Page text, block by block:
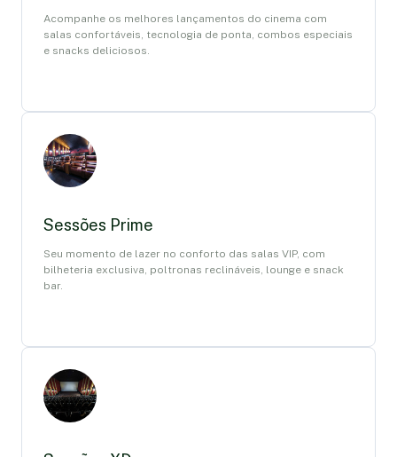
Acompanhe os melhores lançamentos do cinema com
salas confortáveis, tecnologia de ponta, combos especiais
e snacks deliciosos.
Sessões Prime
Seu momento de lazer no conforto das salas VIP, com
bilheteria exclusiva, poltronas reclináveis, lounge e snack
bar.